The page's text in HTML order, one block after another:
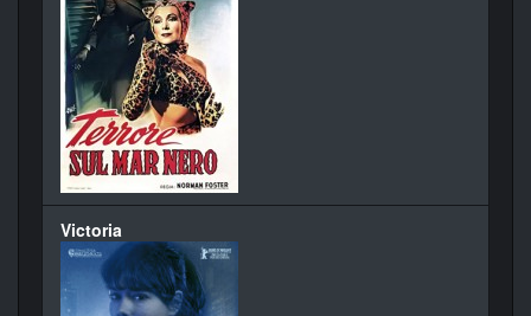
Victoria